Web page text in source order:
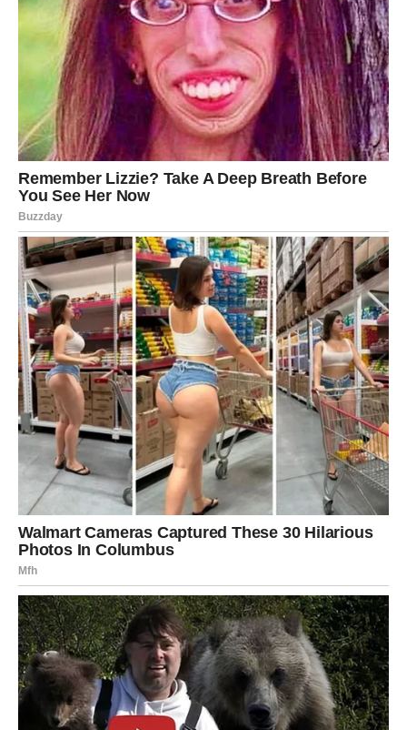
minimum. Ne pristaje na polovičnost.
Manipulator joj je možda oduzeo vreme. Možda joj je
poljuljao samopouzdanje. Ali joj je dao lekciju koju nikada
neće zaboraviti.
Žene koje su volele iskreno, a bile izigrane, ne postaju
zatvorene. One postaju pažljivije. Njihova ljubav i dalje
postoji – ali sada je usmerena i prema sebi.
I to je ono što manipulator nikada nije očekivao.
Jer kada žena koja je volela bez zadrške nauči da voli
sebe istom snagom – ona postaje nepobediva.
Možda će joj trebati vreme da ponovo veruje. Možda će
se plašiti da se otvori. Ali sledeći put, njena intuicija će
govoriti glasnije. Sledeći put, neće ignorisati crvene
zastavice. Sledeći put, neće menjati sebe da bi zadržala
nekoga ko ne zna da je ceni.
Njena iskrenost nije nestala. Samo je dobila filter.